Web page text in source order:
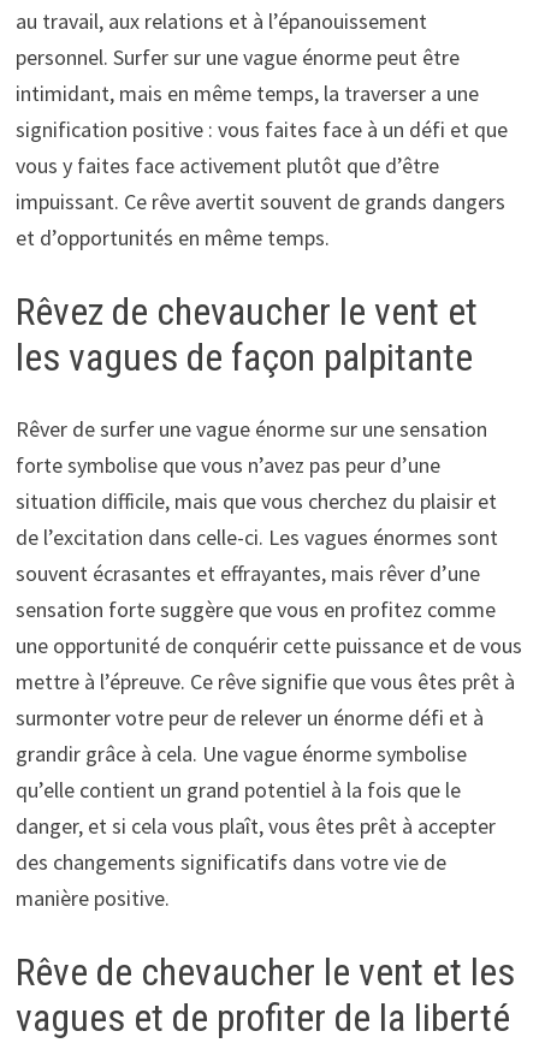
au travail, aux relations et à l’épanouissement
personnel. Surfer sur une vague énorme peut être
intimidant, mais en même temps, la traverser a une
signification positive : vous faites face à un défi et que
vous y faites face activement plutôt que d’être
impuissant. Ce rêve avertit souvent de grands dangers
et d’opportunités en même temps.
Rêvez de chevaucher le vent et
les vagues de façon palpitante
Rêver de surfer une vague énorme sur une sensation
forte symbolise que vous n’avez pas peur d’une
situation difficile, mais que vous cherchez du plaisir et
de l’excitation dans celle-ci. Les vagues énormes sont
souvent écrasantes et effrayantes, mais rêver d’une
sensation forte suggère que vous en profitez comme
une opportunité de conquérir cette puissance et de vous
mettre à l’épreuve. Ce rêve signifie que vous êtes prêt à
surmonter votre peur de relever un énorme défi et à
grandir grâce à cela. Une vague énorme symbolise
qu’elle contient un grand potentiel à la fois que le
danger, et si cela vous plaît, vous êtes prêt à accepter
des changements significatifs dans votre vie de
manière positive.
Rêve de chevaucher le vent et les
vagues et de profiter de la liberté